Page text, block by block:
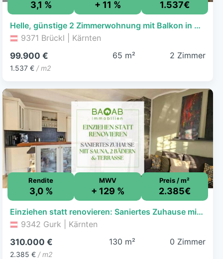
3,1 % + 11 % 1.537€
Helle, günstige 2 Zimmerwohnung mit Balkon in Brückl
9371 Brückl | Kärnten
99.900 €
1.537 € / m2
65 m² 2 Zimmer
Rendite
3,0 %
MWV
+ 129 %
Preis / m²
2.385€
Einziehen statt renovieren: Saniertes Zuhause mit Sauna, 2 Bädern & Terrasse
9342 Gurk | Kärnten
310.000 €
2.385 € / m2
130 m² 0 Zimmer